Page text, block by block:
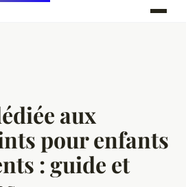
aux
pour enfants
: guide et